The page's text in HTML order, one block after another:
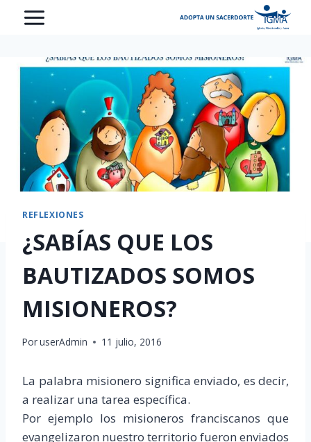
Saltar
REFLEXIONES
¿SABÍAS QUE LOS
BAUTIZADOS SOMOS
MISIONEROS?
PoruserAdmin 11 julio, 2016
La palabra misionero significa enviado, es decir,
a realizar una tarea específica.
Por ejemplo los misioneros franciscanos que
evangelizaron nuestro territorio fueron enviados